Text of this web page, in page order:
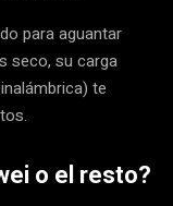
para aguantar
seco, su carga
te
o el resto?